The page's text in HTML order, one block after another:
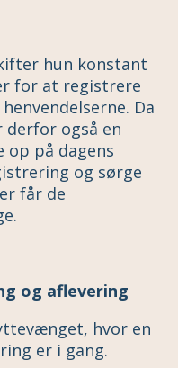
hun konstant
for at registrere
Da
også en
op på dagens
og sørge
får de
og aflevering
hvor en
er i gang.